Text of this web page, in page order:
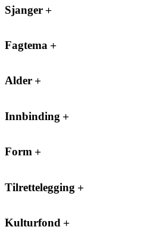
Sjanger
Fagtema
Alder
Innbinding
Form
Tilrettelegging
Kulturfond